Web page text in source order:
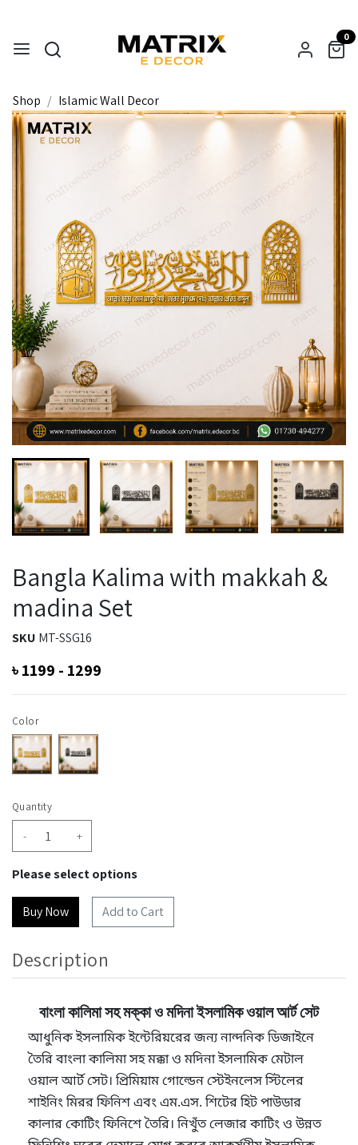
0
Shop Islamic Wall Decor
Bangla Kalima with makkah &
madina Set
SKU MT-SSG16
৳1199 - 1299
Color
Quantity
- +
Please select options
Add to Cart
Description
বাংলা কালিমা সহ মক্কা ও মদিনা ইসলামিক ওয়াল আর্ট সেট
আধুনিক ইসলামিক ইন্টেরিয়রের জন্য নান্দনিক ডিজাইনে
তৈরি বাংলা কালিমা সহ মক্কা ও মদিনা ইসলামিক মেটাল
ওয়াল আর্ট সেট। প্রিমিয়াম গোল্ডেন স্টেইনলেস স্টিলের
শাইনিং মিরর ফিনিশ এবং এম.এস. শিটের হিট পাউডার
কালার কোটিং ফিনিশে তৈরি। নিখুঁত লেজার কাটিং ও উন্নত